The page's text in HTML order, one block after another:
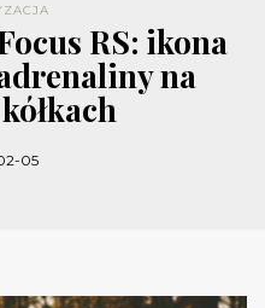
RS: ikona
na
05